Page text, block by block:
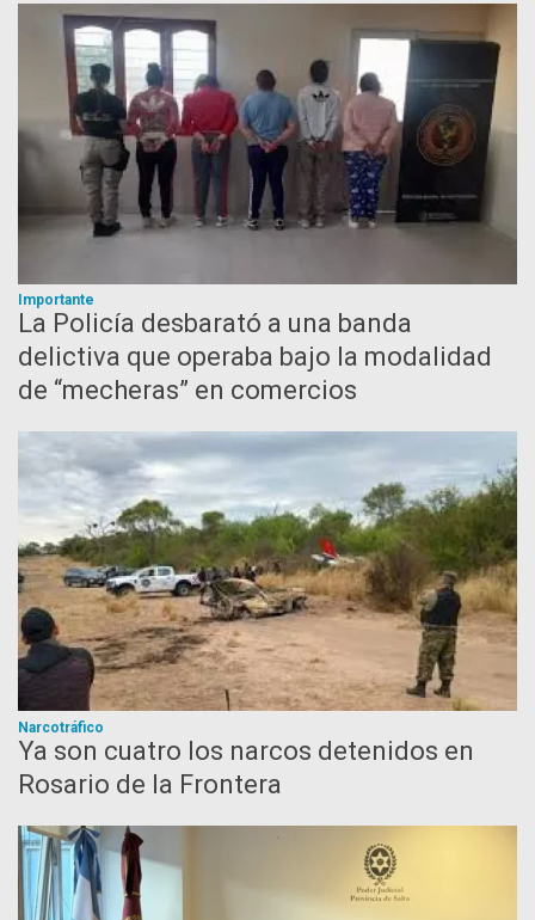
Importante
La Policía desbarató a una banda
delictiva que operaba bajo la modalidad
de “mecheras” en comercios
Narcotráfico
Ya son cuatro los narcos detenidos en
Rosario de la Frontera